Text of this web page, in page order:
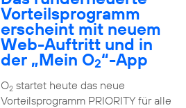
Vorteilsprogramm
erscheint mit neuem
Web-Auftritt und in
der „Mein O2“-App
O2startet heute das neue
Vorteilsprogramm PRIORITY für alle